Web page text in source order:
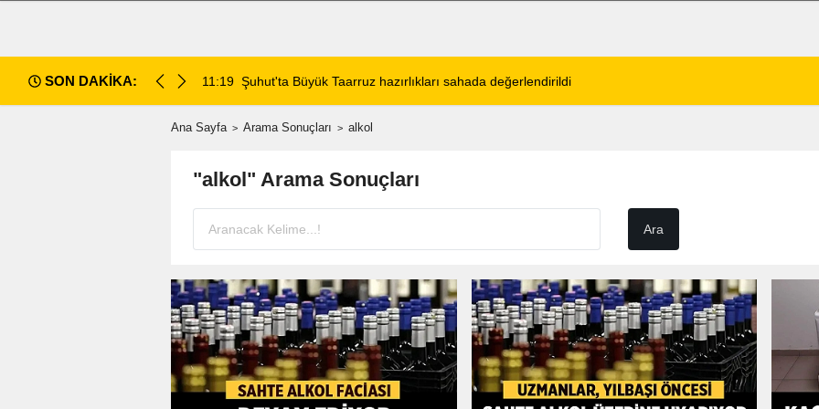
SON DAKİKA:
sahada inceledi 11:19 Şuhut'ta Büyük Taarruz hazırlıkları sahada değerlendirildi Afyon Cenaze
Ana Sayfa Arama Sonuçları alkol
"alkol" Arama Sonuçları